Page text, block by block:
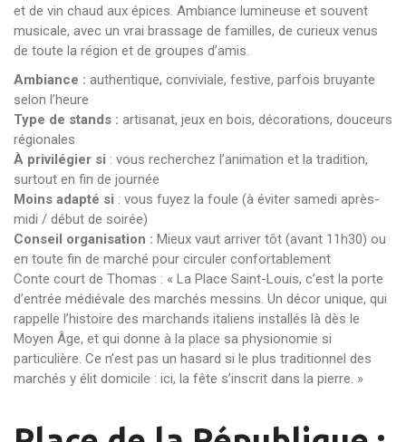
et de vin chaud aux épices. Ambiance lumineuse et souvent
musicale, avec un vrai brassage de familles, de curieux venus
de toute la région et de groupes d’amis.
Ambiance : authentique, conviviale, festive, parfois bruyante
selon l’heure
Type de stands : artisanat, jeux en bois, décorations, douceurs
régionales
À privilégier si : vous recherchez l’animation et la tradition,
surtout en fin de journée
Moins adapté si : vous fuyez la foule (à éviter samedi après-
midi / début de soirée)
Conseil organisation : Mieux vaut arriver tôt (avant 11h30) ou
en toute fin de marché pour circuler confortablement
Conte court de Thomas : « La Place Saint-Louis, c’est la porte
d’entrée médiévale des marchés messins. Un décor unique, qui
rappelle l’histoire des marchands italiens installés là dès le
Moyen Âge, et qui donne à la place sa physionomie si
particulière. Ce n’est pas un hasard si le plus traditionnel des
marchés y élit domicile : ici, la fête s’inscrit dans la pierre. »